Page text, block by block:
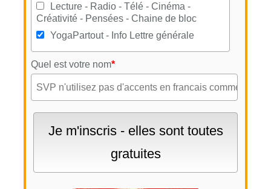
Lecture - Radio - Télé - Cinéma -
Créativité - Pensées - Chaine de bloc
YogaPartout - Info Lettre générale
Quel est votre nom*